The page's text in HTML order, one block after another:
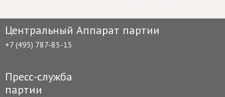
Центральный Аппарат партии
+7 (495) 787-85-15
Пресс-служба
партии